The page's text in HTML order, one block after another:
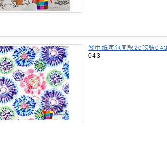
餐巾紙每包同款20張裝043
043